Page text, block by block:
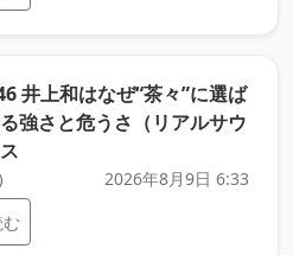
井上和はなぜ“茶々”に選ば
強さと危うさ（リアルサウ
2026年8月9日 6:33